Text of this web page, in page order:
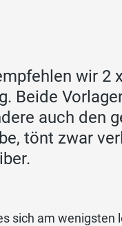
wir 2
Beide
auch den
tönt zwar
sich am wenigsten